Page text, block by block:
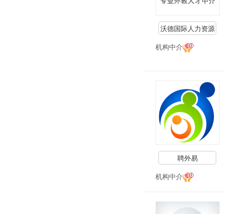
沃德国际人力资源
机构中介
聘外易
机构中介